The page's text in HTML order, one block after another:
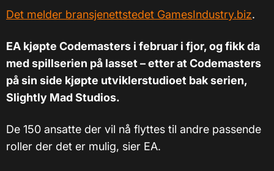
Det melder bransjenettstedet GamesIndustry.biz.
EA kjøpte Codemasters i februar i fjor, og fikk da
med spillserien på lasset – etter at Codemasters
på sin side kjøpte utviklerstudioet bak serien,
Slightly Mad Studios.
De 150 ansatte der vil nå flyttes til andre passende
roller der det er mulig, sier EA.